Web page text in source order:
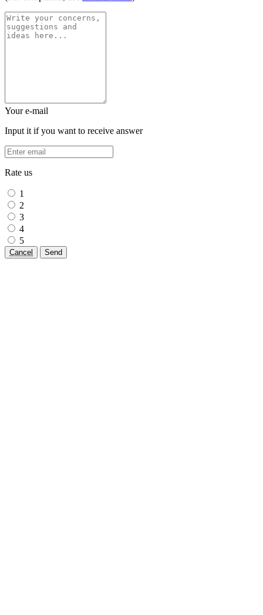
Your e-mail
Input it if you want to receive answer
Rate us
1
2
3
4
5
Cancel Send